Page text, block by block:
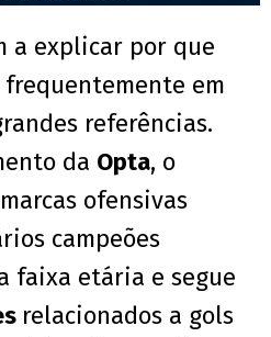
a explicar por que
em
referências.
da Opta, o
ofensivas
campeões
faixa etária e segue
relacionados a gols